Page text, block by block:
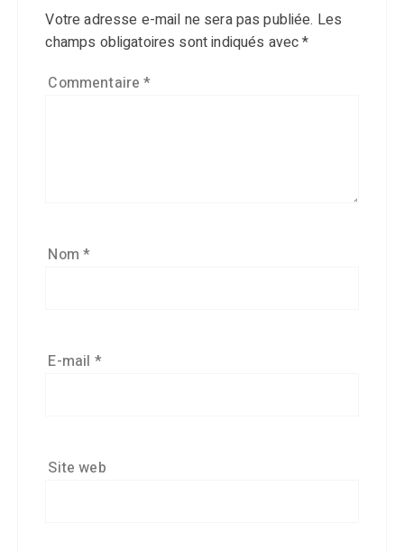
Votre adresse e-mail ne sera pas publiée. Les
champs obligatoires sont indiqués avec*
Commentaire*
Nom*
E-mail *
Site web